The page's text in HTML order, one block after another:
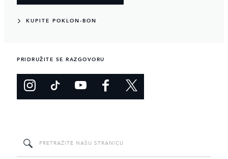
KUPITE POKLON-BON
PRIDRUŽITE SE RAZGOVORU